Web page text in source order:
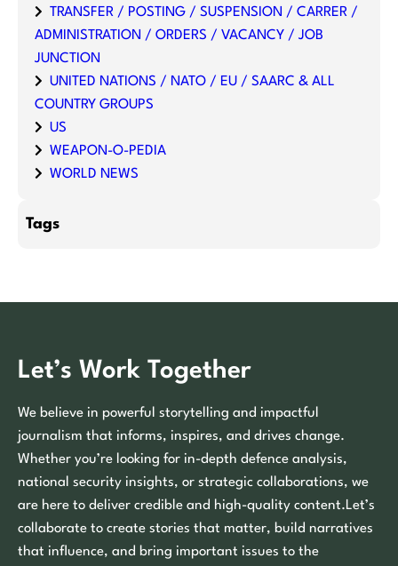
TRANSFER / POSTING / SUSPENSION / CARRER /
ADMINISTRATION / ORDERS / VACANCY / JOB
JUNCTION
UNITED NATIONS / NATO / EU / SAARC & ALL
COUNTRY GROUPS
US
WEAPON-O-PEDIA
WORLD NEWS
Tags
Let’s Work Together
We believe in powerful storytelling and impactful
journalism that informs, inspires, and drives change.
Whether you’re looking for in-depth defence analysis,
national security insights, or strategic collaborations, we
are here to deliver credible and high-quality content.Let’s
collaborate to create stories that matter, build narratives
that influence, and bring important issues to the